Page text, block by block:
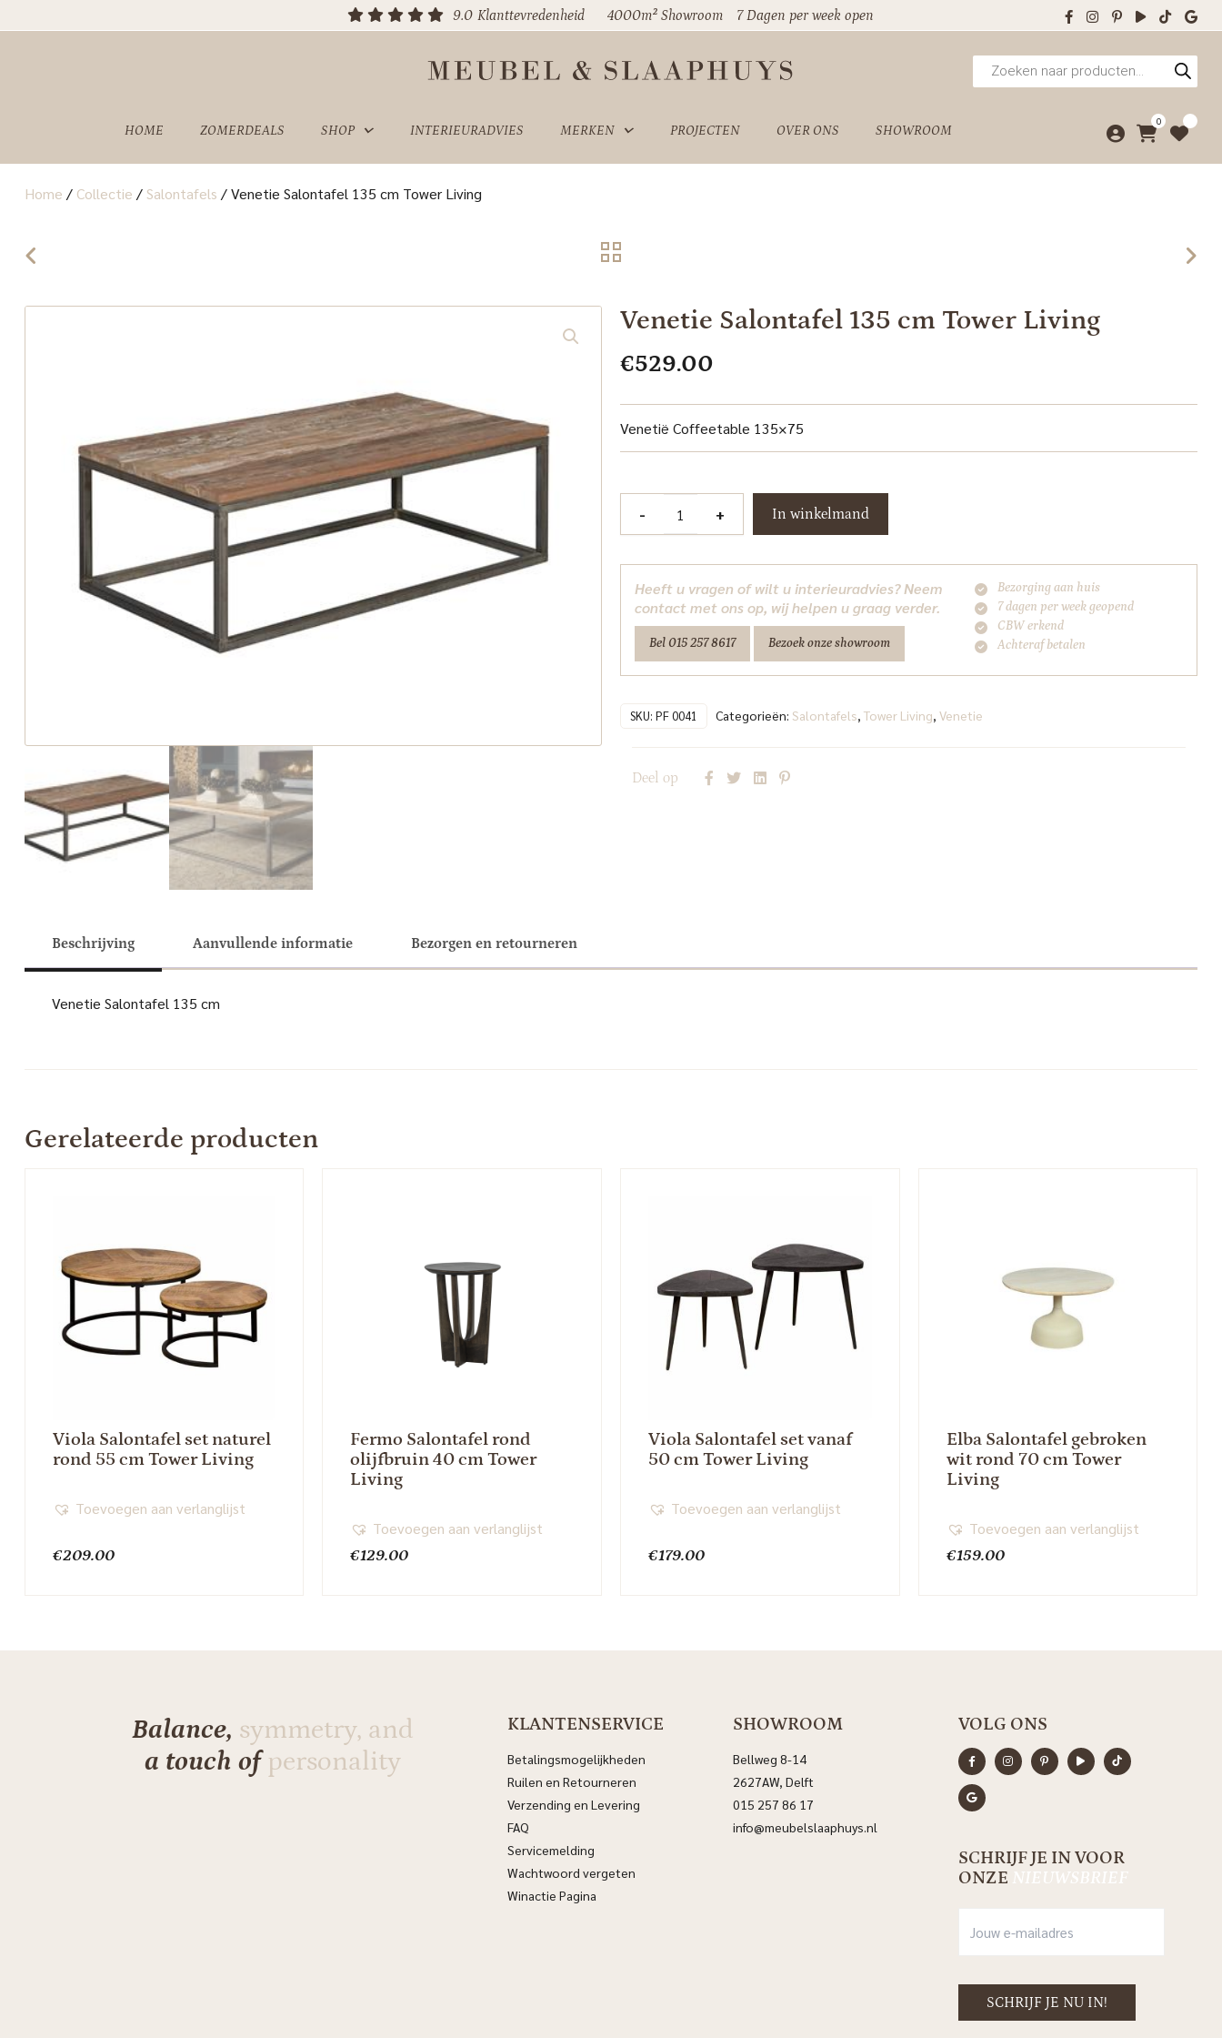
9.0 Klanttevredenheid 4000m² Showroom 7 Dagen per week open
Producten
zoeken
HOME ZOMERDEALS SHOP INTERIEURADVIES MERKEN PROJECTEN OVER ONS SHOWROOM
0
SHOWROOM
Home / Collectie /Salontafels /Venetie Salontafel 135 cm Tower Living
Venetie Salontafel 135 cm Tower Living
€529.00
Venetië Coffeetable 135×75
-
Tower
Living
aantal
+ In winkelmand
Heeft u vragen of wilt u interieuradvies? Neem
contact met ons op, wij helpen u graag verder.
Bel 015 257 8617 Bezoek onze showroom
Bezorging aan huis
7 dagen per week geopend
CBW erkend
Achteraf betalen
SKU: PF 0041 Categorieën: Salontafels, Tower Living, Venetie
Deel op
Beschrijving Aanvullende informatie Bezorgen en retourneren
Venetie Salontafel 135 cm
Gerelateerde producten
Viola Salontafel set naturel
rond 55 cm Tower Living
€209.00
Toevoegen aan verlanglijst
Fermo Salontafel rond
olijfbruin 40 cm Tower
Living
€129.00
Toevoegen aan verlanglijst
Viola Salontafel set vanaf
50 cm Tower Living
€179.00
Toevoegen aan verlanglijst
Elba Salontafel gebroken
wit rond 70 cm Tower
Living
€159.00
Toevoegen aan verlanglijst
Balance, symmetry, and
a touch ofpersonality
KLANTENSERVICE
Betalingsmogelijkheden
Ruilen en Retourneren
Verzending en Levering
FAQ
Servicemelding
Wachtwoord vergeten
Winactie Pagina
SHOWROOM
Bellweg 8-14
2627AW, Delft
015 257 86 17
info@meubelslaaphuys.nl
VOLG ONS
SCHRIJF JE IN VOOR
ONZE NIEUWSBRIEF